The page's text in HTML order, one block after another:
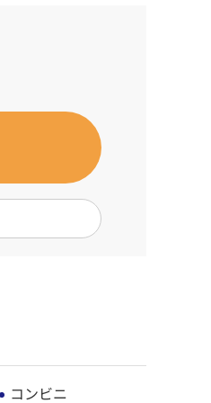
コンビニ